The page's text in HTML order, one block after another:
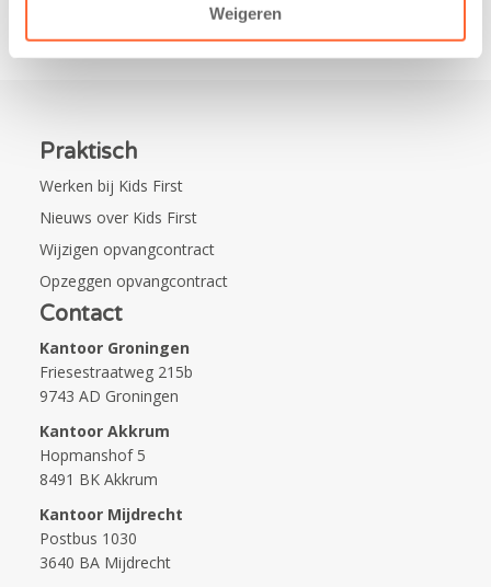
Weigeren
Praktisch
Werken bij Kids First
Nieuws over Kids First
Wijzigen opvangcontract
Opzeggen opvangcontract
Contact
Kantoor Groningen
Friesestraatweg 215b
9743 AD Groningen
Kantoor Akkrum
Hopmanshof 5
8491 BK Akkrum
Kantoor Mijdrecht
Postbus 1030
3640 BA Mijdrecht